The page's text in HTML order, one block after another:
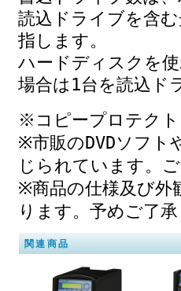
読込ドライブを含
指します。
ハードディスクを
場合は1台を読込ド
※コピープロテク
※市販のDVDソフト
じられています。
※商品の仕様及び外
ります。予めご了
関連商品